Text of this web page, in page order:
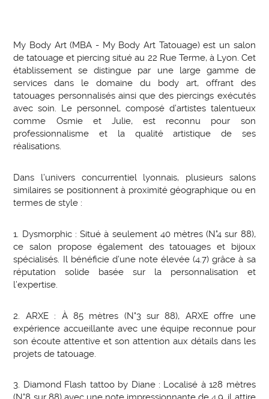
My Body Art (MBA - My Body Art Tatouage) est un salon
de tatouage et piercing situé au 22 Rue Terme, à Lyon. Cet
établissement se distingue par une large gamme de
services dans le domaine du body art, offrant des
tatouages personnalisés ainsi que des piercings exécutés
avec soin. Le personnel, composé d’artistes talentueux
comme Osmie et Julie, est reconnu pour son
professionnalisme et la qualité artistique de ses
réalisations.
Dans l’univers concurrentiel lyonnais, plusieurs salons
similaires se positionnent à proximité géographique ou en
termes de style :
1. Dysmorphic : Situé à seulement 40 mètres (N°4 sur 88),
ce salon propose également des tatouages et bijoux
spécialisés. Il bénéficie d’une note élevée (4.7) grâce à sa
réputation solide basée sur la personnalisation et
l’expertise.
2. ARXE : À 85 mètres (N°3 sur 88), ARXE offre une
expérience accueillante avec une équipe reconnue pour
son écoute attentive et son attention aux détails dans les
projets de tatouage.
3. Diamond Flash tattoo by Diane : Localisé à 128 mètres